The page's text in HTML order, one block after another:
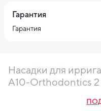
Гарантия
Гарантия
Насадки для
A10-Orthodontics